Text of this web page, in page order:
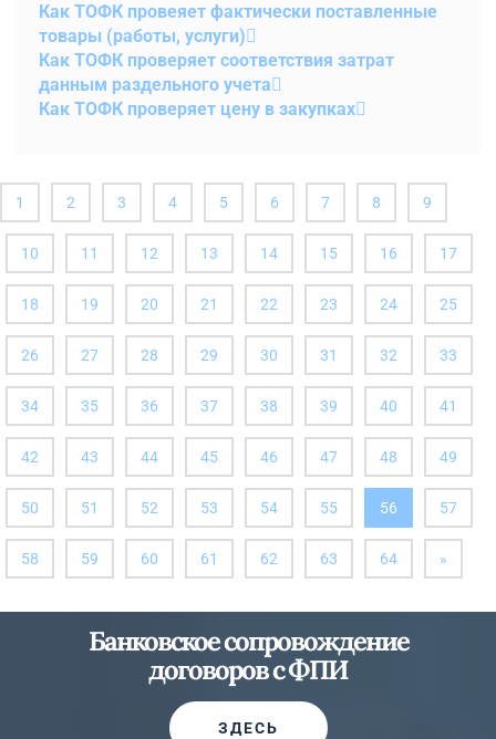
Как ТОФК провеяет фактически поставленные
товары (работы, услуги)
Как ТОФК проверяет соответствия затрат
данным раздельного учета
Как ТОФК проверяет цену в закупках
1 2 3 4 5 6 7 8 9
10 11 12 13 14 15 16 17
18 19 20 21 22 23 24 25
26 27 28 29 30 31 32 33
34 35 36 37 38 39 40 41
42 43 44 45 46 47 48 49
50 51 52 53 54 55 56
здесь)
57
58 59 60 61 62 63 64 »
Банковское сопровождение
договоров с ФПИ
ЗДЕСЬ